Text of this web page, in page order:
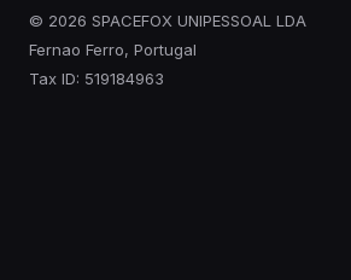
© 2026 SPACEFOX UNIPESSOAL LDA
Fernao Ferro, Portugal
Tax ID: 519184963